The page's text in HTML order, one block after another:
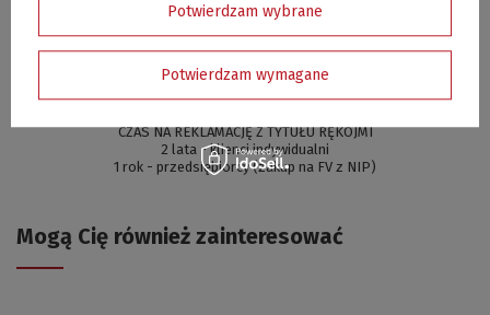
Wyślij opinię
GWARANCJA - RĘKOJMIA
CZAS NA REKLAMACJĘ Z TYTUŁU RĘKOJMI
2 lata - klienci indywidualni
1 rok - przedsiębiorcy (zakup na FV z NIP)
Mogą Cię również zainteresować
Potwierdzam wybrane
Potwierdzam wymagane